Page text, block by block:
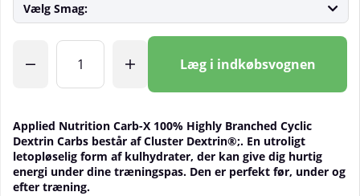
Vælg Smag:
Læg i indkøbsvognen
Applied Nutrition Carb-X 100% Highly Branched Cyclic
Dextrin Carbs består afCluster Dextrin®;. En utroligt
letopløselig form af kulhydrater, der kan give dig hurtig
energi under dine træningspas. Den er perfekt før, under og
efter træning.